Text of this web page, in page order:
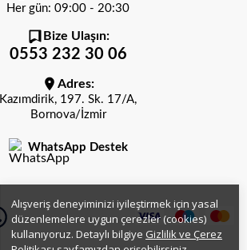
Alışveriş deneyiminizi iyileştirmek için yasal
düzenlemelere uygun çerezler (cookies)
kullanıyoruz. Detaylı bilgiye Gizlilik ve Çerez
Her gün: 09:00 - 20:30
Bize Ulaşın:
0553 232 30 06
Adres:
Kazımdirik, 197. Sk. 17/A,
Bornova/İzmir
WhatsApp Destek